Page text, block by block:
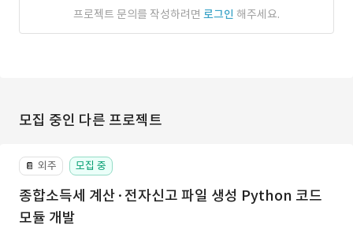
프로젝트 문의를 작성하려면 로그인 해주세요.
모집 중인 다른 프로젝트
📔 외주 모집 중
종합소득세 계산·전자신고 파일 생성 Python 코드
모듈 개발